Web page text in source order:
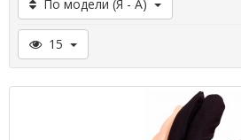
По модели (Я - А)
15